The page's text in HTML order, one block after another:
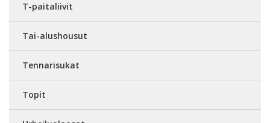
T-paitaliivit
Tai-alushousut
Tennarisukat
Topit